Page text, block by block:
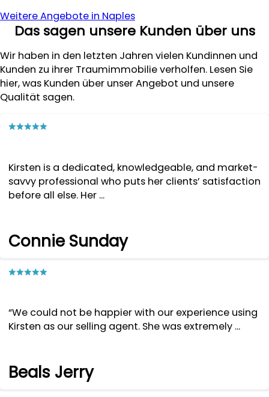
Weitere Angebote in Naples
Das sagen unsere Kunden über uns
Wir haben in den letzten Jahren vielen Kundinnen und
Kunden zu ihrer Traumimmobilie verholfen. Lesen Sie
hier, was Kunden über unser Angebot und unsere
Qualität sagen.
Kirsten is a dedicated, knowledgeable, and market-
savvy professional who puts her clients’ satisfaction
before all else. Her ...
Connie Sunday
“We could not be happier with our experience using
Kirsten as our selling agent. She was extremely ...
Beals Jerry